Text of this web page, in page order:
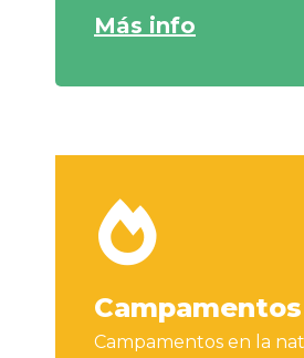
Más info
Campamentos
Campamentos en la